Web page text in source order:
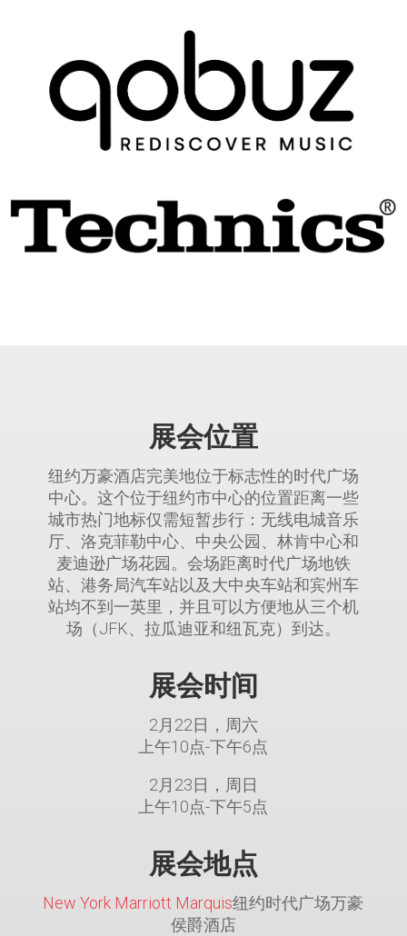
展会位置
纽约万豪酒店完美地位于标志性的时代广场
中心。这个位于纽约市中心的位置距离一些
城市热门地标仅需短暂步行：无线电城音乐
厅、洛克菲勒中心、中央公园、林肯中心和
麦迪逊广场花园。会场距离时代广场地铁
站、港务局汽车站以及大中央车站和宾州车
站均不到一英里，并且可以方便地从三个机
场（JFK、拉瓜迪亚和纽瓦克）到达。
展会时间
2月22日，周六
上午10点-下午6点
2月23日，周日
上午10点-下午5点
展会地点
New York Marriott Marquis纽约时代广场万豪
侯爵酒店